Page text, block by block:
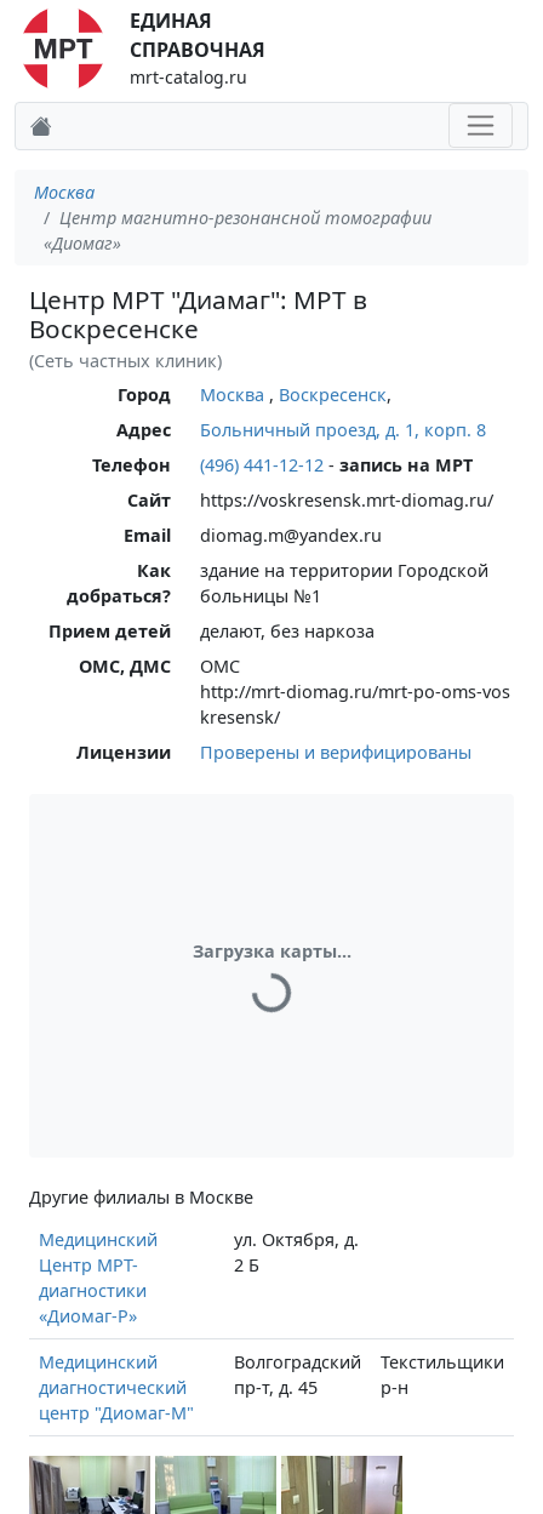
ЕДИНАЯ
СПРАВОЧНАЯ
mrt-catalog.ru
Москва
Центр магнитно-резонансной томографии
«Диомаг»
Центр МРТ "Диамаг": МРТ в
Воскресенске
(Сеть частных клиник)
Город
Москва , Воскресенск,
Адрес
Больничный проезд, д. 1, корп. 8
Телефон
(496) 441-12-12 -запись на МРТ
Сайт
https://voskresensk.mrt-diomag.ru/
Email
diomag.m@yandex.ru
Как
добраться?
здание на территории Городской
больницы №1
Прием детей
делают, без наркоза
ОМС, ДМС
ОМС
http://mrt-diomag.ru/mrt-po-oms-vos
kresensk/
Лицензии
Проверены и верифицированы
Загрузка карты...
Другие филиалы в Москве
Медицинский
Центр МРТ-
диагностики
«Диомаг-Р»
ул. Октября, д.
2 Б
Медицинский
диагностический
центр "Диомаг-М"
Волгоградский
пр-т, д. 45
Текстильщики
р-н